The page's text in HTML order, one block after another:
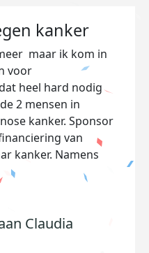
kanker
maar ik kom in
voor
heel hard nodig
2 mensen in
kanker. Sponsor
van
kanker. Namens
Claudia